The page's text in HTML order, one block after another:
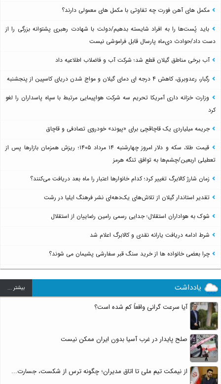
مکمل های آهن فورت چه تفاوتی با مکمل های معمولی دارند؟
باید پُست‌ها را به افراد شایسته بدهیم/دولت با شهادت رهبری پشتوانه بزرگی را از
دست داد/حوادث دی‌ماه پارسال قابل فراموشی نیست
آب برخی مناطق گیلان قطع شد؛ شرکت آب و فاضلاب اطلاعیه داد
رگبار، رعدوبرق، کاهش ۴ درجه ای دمای گیلان و مواج شدن دریای کاسپین از پنجشنبه
وزارت خزانه داری آمریکا تحریم سه شرکت هواپیمایی مرتبط با سپاه پاسداران را لغو
کرد
جریمه میلیاردی یک قاچاقچی برای «پیوند» خودروی تصادفی و قاچاق
قیمت طلا، سکه و دلار امروز چهارشنبه ۱۴ مرداد ۱۴۰۵؛ ریزش همزمان بازارها پس از
تعطیلی اربعین/چشم‌ها به توافق تنگه هرمز
زمان شارژ کالابرگ تغییر کرد؛ کدام خانوارها اعتبار را ماه بعد دریافت می‌کنند؟
تقدیر استاندار گیلان از تلاش‌های یک‌دهه‌ای نشر فرهنگ ایلیا در رشت
شوک به هواداران استقلال؛ جدایی رسمی رامین رضاییان از استقلال
شرط ادامه دریافت یارانه نقدی و کالابرگ اعلام شد
چرا بعضی خانواده ها از خرید سنگ قبر سفارشی پشیمان می شوند؟
یادداشت بيشتر ...
آیا سرعت گرانی واقعاً کم شده است؟
صلح پایدار در غرب آسیا بدون ایران ممکن نیست
از نیمکت تیم ملی تا اتاق مدیران؛ چگونه ترس از شکست، جسارت...